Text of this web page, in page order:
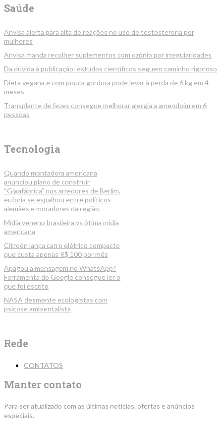
Saúde
Anvisa alerta para alta de reações no uso de testosterona por
mulheres
Anvisa manda recolher suplementos com ozônio por irregularidades
Da dúvida à publicação: estudos científicos seguem caminho rigoroso
Dieta vegana e com pouca gordura pode levar à perda de 6 kg em 4
meses
Transplante de fezes consegue melhorar alergia a amendoim em 6
pessoas
Tecnologia
Quando montadora americana
anunciou plano de construir
“Gigafábrica” nos arredores de Berlim,
euforia se espalhou entre políticos
alemães e moradores da região.
Mídia veneno brasileira vs ótima mídia
americana
Citroën lança carro elétrico compacto
que custa apenas R$ 100 por mês
Apagou a mensagem no WhatsApp?
Ferramenta do Google consegue ler o
que foi escrito
NASA desmente ecologistas com
psicose ambientalista
Rede
CONTATOS
Manter contato
Para ser atualizado com as últimas notícias, ofertas e anúncios
especiais.